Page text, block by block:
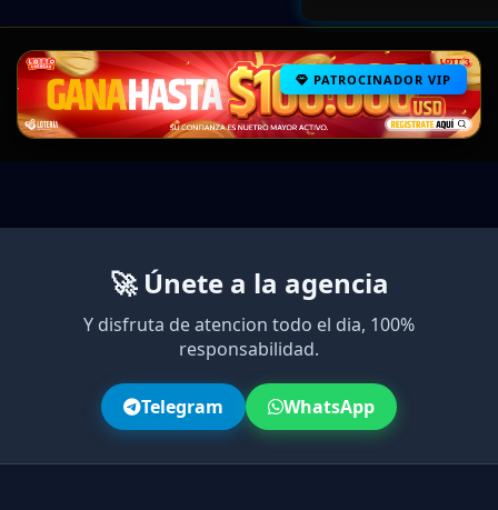
PATROCINADOR VIP
🚀 Únete a la agencia
Y disfruta de atencion todo el dia, 100%
responsabilidad.
Telegram WhatsApp